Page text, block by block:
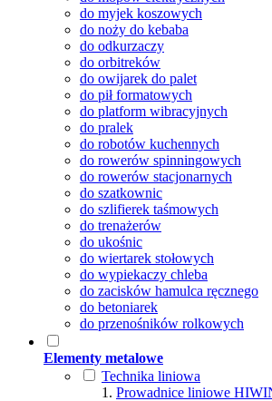
do myjek koszowych
do noży do kebaba
do odkurzaczy
do orbitreków
do owijarek do palet
do pił formatowych
do platform wibracyjnych
do pralek
do robotów kuchennych
do rowerów spinningowych
do rowerów stacjonarnych
do szatkownic
do szlifierek taśmowych
do trenażerów
do ukośnic
do wiertarek stołowych
do wypiekaczy chleba
do zacisków hamulca ręcznego
do betoniarek
do przenośników rolkowych
Elementy metalowe
Technika liniowa
Prowadnice liniowe